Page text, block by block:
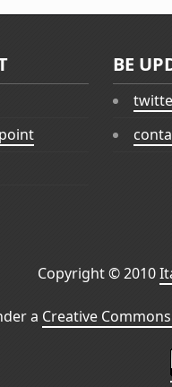
BE
Copyright © 2010
a Creative